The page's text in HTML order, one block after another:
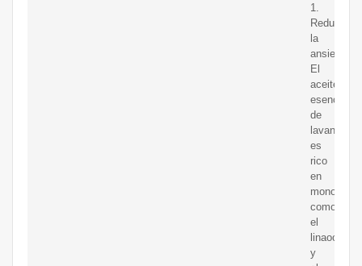
1.
Reducir
la
ansiedad.
El
aceite
esencial
de
lavanda
es
rico
en
como
el
linaool
y